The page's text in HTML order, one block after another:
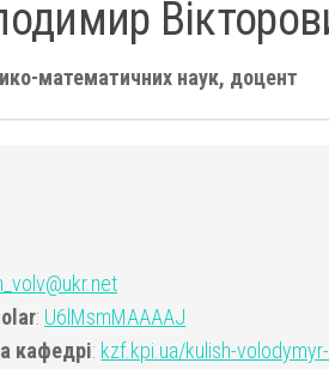
математичних наук, доцент
: U6lMsmMAAAAJ
кафедрі: kzf.kpi.ua/kulish-